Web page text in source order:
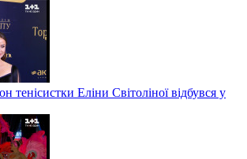
тенісистки Еліни Світоліної відбувся у